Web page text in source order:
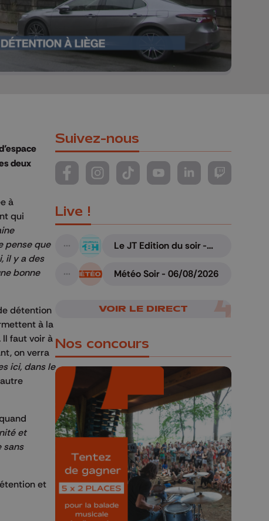
deux
à
qui
pense que
il y a des
bonne
détention
à la
faut voir à
on verra
ici, dans le
et
sans
et
Suivez-nous
Suivez-nous sur FaceBook
Suivez-nous sur Instagram
Suivez-nous sur TikTok
Suivez-nous sur YouTube
Suivez-nous sur
Suivez-
Live !
A suivre
Le JT Edition du soir -
A suivre
Météo Soir - 06/08/2026
VOIR LE DIRECT
Nos concours
🎁 Gagnez 5x2
places pour le
Bucolique Ferrières
Festival 🌿🎶
Concours valable jusqu'au 9 août,
23h59.